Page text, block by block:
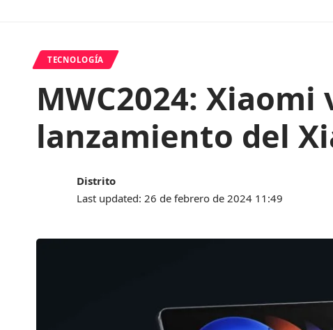
TECNOLOGÍA
MWC2024:
lanzamiento del
Last updated: 26 de febrero de 2024 11:49
Distrito